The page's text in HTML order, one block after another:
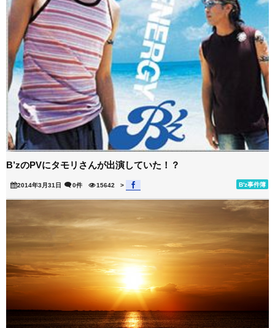
B’zのPVにタモリさんが出演していた！？
2014年3月31日 B'z事件簿
0件 15642 >